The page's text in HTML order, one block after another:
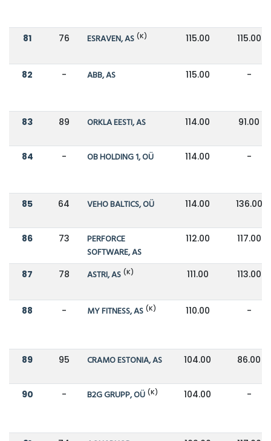
81 76 ESRAVEN, AS (K) 115.00 115.00
82 - ABB, AS 115.00 -
83 89 ORKLA EESTI, AS 114.00 91.00
84 - OB HOLDING 1, OÜ 114.00 -
85 64 VEHO BALTICS, OÜ 114.00 136.00
86 73
PERFORCE
SOFTWARE, AS
112.00 117.00
87 78 ASTRI, AS (K) 111.00 113.00
88 - MY FITNESS, AS (K) 110.00 -
89 95 CRAMO ESTONIA, AS 104.00 86.00
90 - B2G GRUPP, OÜ (K) 104.00 -